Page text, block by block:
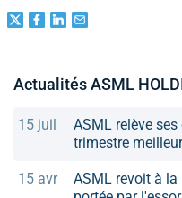
Actualités ASML
15 juil
ASML relève
trimestre
15 avr
ASML revoit à la